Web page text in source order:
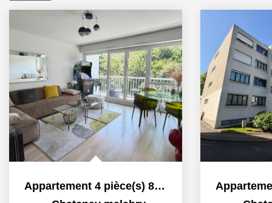
Appartement 4 pièce(s) 81,07 m2